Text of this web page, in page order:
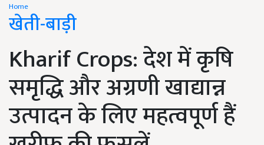
Home
खेती-बाड़ी
Kharif Crops: देश में कृषि
समृद्धि और अग्रणी खाद्यान्न
उत्पादन के लिए महत्वपूर्ण हैं